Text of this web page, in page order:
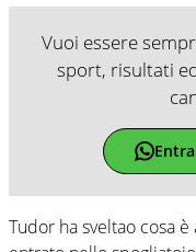
Vuoi essere
sport, risultati
Tudor ha sveltao cosa